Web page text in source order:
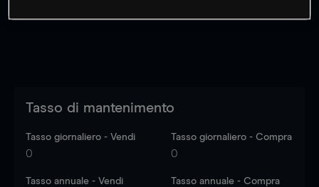
Tasso di mantenimento
Tasso giornaliero - Vendi
0
Tasso giornaliero - Compra
0
Tasso annuale - Vendi Tasso annuale - Compra